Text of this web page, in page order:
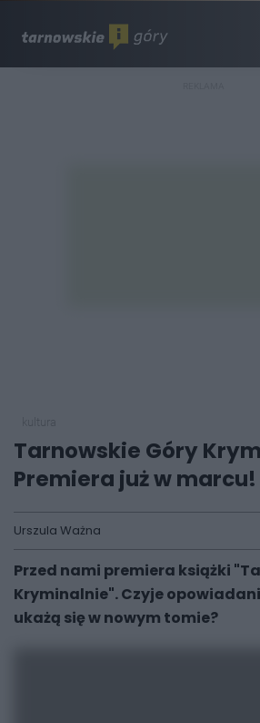
Tarnowskie Góry
Premiera już w marcu!
Urszula Ważna
Przed nami premiera książki
Kryminalnie". Czyje
ukażą się w nowym tomie?